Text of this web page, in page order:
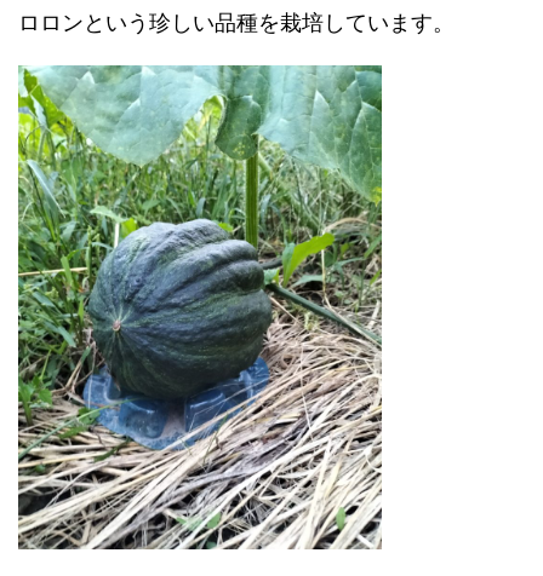
ロロンという珍しい品種を栽培しています。